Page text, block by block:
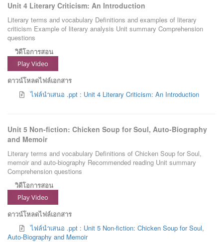
Unit 4 Literary Criticism: An Introduction
Literary terms and vocabulary Definitions and examples of literary
criticism Example of literary analysis Unit summary Comprehension
questions
วิดีโอการสอน
Play Video
ดาวน์โหลดไฟล์เอกสาร
ไฟล์นำเสนอ .ppt : Unit 4 Literary Criticism: An Introduction
Unit 5 Non-fiction: Chicken Soup for Soul, Auto-Biography
and Memoir
Literary terms and vocabulary Definitions of Chicken Soup for Soul,
memoir and auto-biography Recommended reading Unit summary
Comprehension questions
วิดีโอการสอน
Play Video
ดาวน์โหลดไฟล์เอกสาร
ไฟล์นำเสนอ .ppt : Unit 5 Non-fiction: Chicken Soup for Soul,
Auto-Biography and Memoir